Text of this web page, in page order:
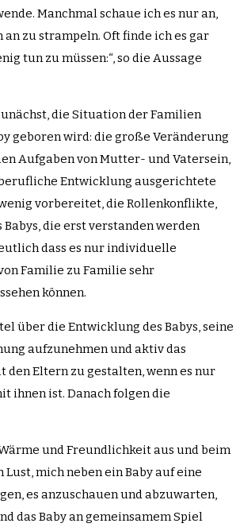
Manchmal schaue ich es nur an,
an zu strampeln. Oft finde ich es gar
tun zu müssen:“, so die Aussage
die Situation der Familien
geboren wird: die große Veränderung
Aufgaben von Mutter- und Vatersein,
Entwicklung ausgerichtete
vorbereitet, die Rollenkonflikte,
Babys, die erst verstanden werden
dass es nur individuelle
Familie zu Familie sehr
können.
über die Entwicklung des Babys, seine
aufzunehmen und aktiv das
den Eltern zu gestalten, wenn es nur
ihnen ist. Danach folgen die
und Freundlichkeit aus und beim
Lust, mich neben ein Baby auf eine
es anzuschauen und abzuwarten,
das Baby an gemeinsamem Spiel